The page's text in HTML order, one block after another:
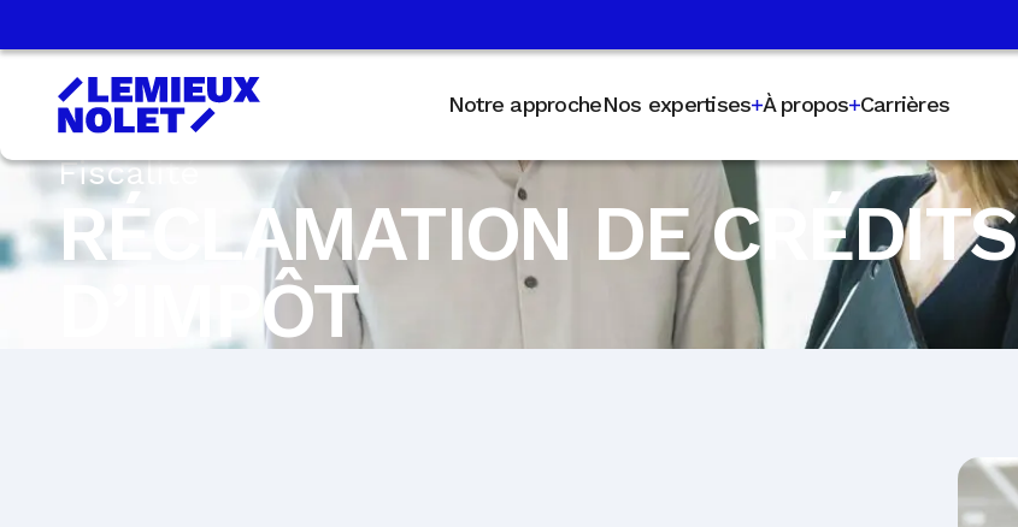
Notre approcheNos expertises À propos Carrières
Fiscalité
RÉCLAMATION DE CRÉDITS
D’IMPÔT